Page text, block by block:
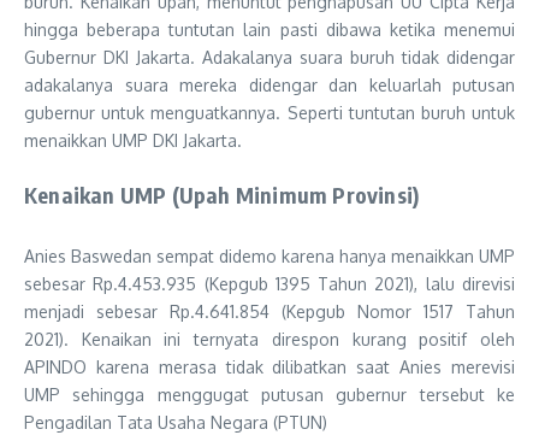
hingga beberapa tuntutan lain pasti dibawa ketika menemui
Gubernur DKI Jakarta. Adakalanya suara buruh tidak didengar
adakalanya suara mereka didengar dan keluarlah putusan
gubernur untuk menguatkannya. Seperti tuntutan buruh untuk
menaikkan UMP DKI Jakarta.
Kenaikan UMP (Upah Minimum Provinsi)
Anies Baswedan sempat didemo karena hanya menaikkan UMP
sebesar Rp.4.453.935 (Kepgub 1395 Tahun 2021), lalu direvisi
menjadi sebesar Rp.4.641.854 (Kepgub Nomor 1517 Tahun
2021). Kenaikan ini ternyata direspon kurang positif oleh
APINDO karena merasa tidak dilibatkan saat Anies merevisi
UMP sehingga menggugat putusan gubernur tersebut ke
Pengadilan Tata Usaha Negara (PTUN)